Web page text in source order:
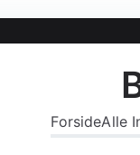
ForsideAlle